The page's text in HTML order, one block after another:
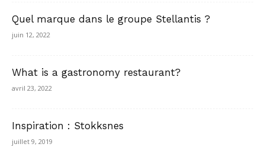
Quel marque dans le groupe Stellantis ?
juin 12, 2022
What is a gastronomy restaurant?
avril 23, 2022
Inspiration : Stokksnes
juillet 9, 2019